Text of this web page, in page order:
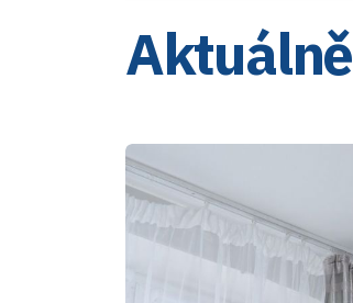
Aktuálně